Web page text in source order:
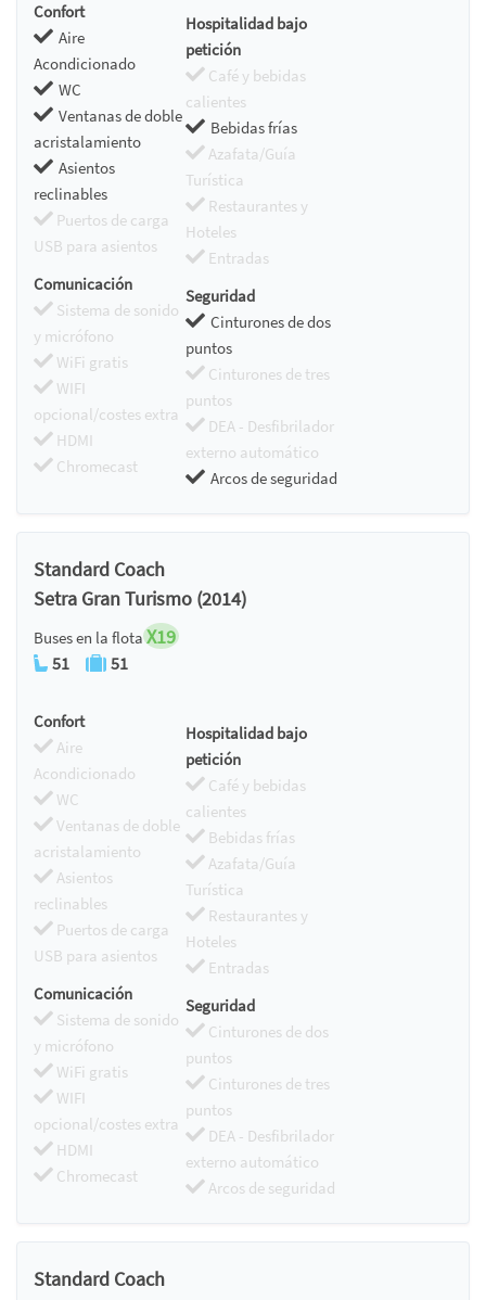
Confort
Aire
Acondicionado
WC
Ventanas de doble
acristalamiento
Asientos
reclinables
Puertos de carga
USB para asientos
Hospitalidad bajo
petición
Café y bebidas
calientes
Bebidas frías
Azafata/Guía
Turística
Restaurantes y
Hoteles
Entradas
Comunicación
Sistema de sonido
y micrófono
WiFi gratis
WIFI
opcional/costes extra
HDMI
Chromecast
Seguridad
Cinturones de dos
puntos
Cinturones de tres
puntos
DEA - Desfibrilador
externo automático
Arcos de seguridad
Standard Coach
Setra Gran Turismo (2014)
Buses en la flota X19
51 51
Confort
Aire
Acondicionado
WC
Ventanas de doble
acristalamiento
Asientos
reclinables
Puertos de carga
USB para asientos
Hospitalidad bajo
petición
Café y bebidas
calientes
Bebidas frías
Azafata/Guía
Turística
Restaurantes y
Hoteles
Entradas
Comunicación
Sistema de sonido
y micrófono
WiFi gratis
WIFI
opcional/costes extra
HDMI
Chromecast
Seguridad
Cinturones de dos
puntos
Cinturones de tres
puntos
DEA - Desfibrilador
externo automático
Arcos de seguridad
Standard Coach